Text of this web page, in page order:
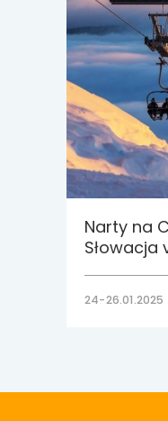
Narty na
Słowacja
24-26.01.2025